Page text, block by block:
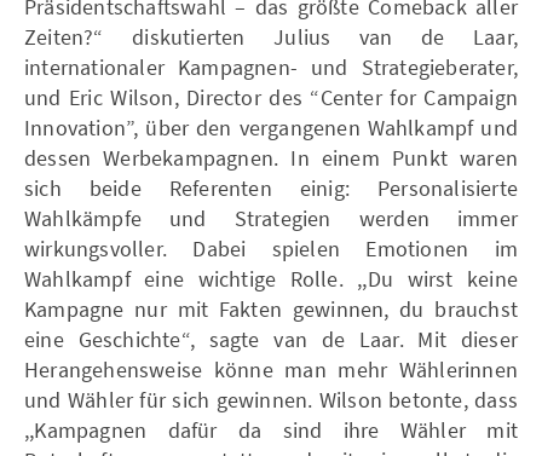
Präsidentschaftswahl – das größte Comeback aller
Zeiten?“ diskutierten Julius van de Laar,
internationaler Kampagnen- und Strategieberater,
und Eric Wilson, Director des “Center for Campaign
Innovation”, über den vergangenen Wahlkampf und
dessen Werbekampagnen. In einem Punkt waren
sich beide Referenten einig: Personalisierte
Wahlkämpfe und Strategien werden immer
wirkungsvoller. Dabei spielen Emotionen im
Wahlkampf eine wichtige Rolle. ,,Du wirst keine
Kampagne nur mit Fakten gewinnen, du brauchst
eine Geschichte“, sagte van de Laar. Mit dieser
Herangehensweise könne man mehr Wählerinnen
und Wähler für sich gewinnen. Wilson betonte, dass
,,Kampagnen dafür da sind ihre Wähler mit